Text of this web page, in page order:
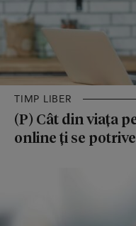
TIMP LIBER
(P) Cât din viața
online ți se